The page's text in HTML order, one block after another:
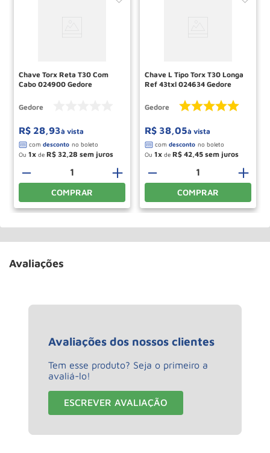
Chave Torx Reta T30 Com
Cabo 024900 Gedore
Gedore
R$ 28 93à vista
Ou 1 de R$ 32 28
＋
－
COMPRAR
Chave L Tipo Torx T30 Longa
Ref 43txl 024634 Gedore
Gedore
R$ 38 05à vista
Ou 1 de R$ 42 45
＋
－
COMPRAR
Avaliações
Avaliações dos nossos clientes
Tem esse produto? Seja o primeiro a
avaliá-lo!
ESCREVER AVALIAÇÃO